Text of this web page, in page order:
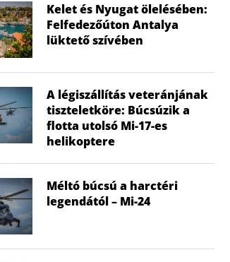
Kelet és Nyugat ölelésében:
Felfedezőúton Antalya
lüktető szívében
A légiszállítás veteránjának
tiszteletköre: Búcsúzik a
flotta utolsó Mi-17-es
helikoptere
Méltó búcsú a harctéri
legendától – Mi-24